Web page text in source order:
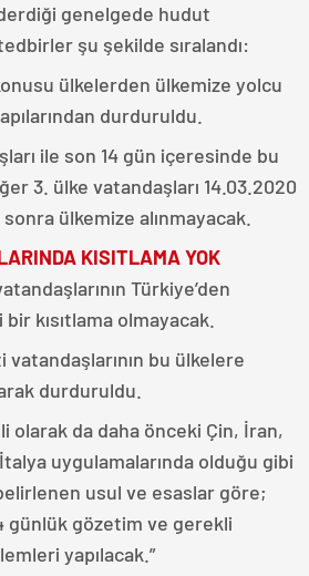
genelgede hudut
şu şekilde sıralandı:
ülkelerden ülkemize yolcu
durduruldu.
ile son 14 gün içeresinde bu
3. ülke vatandaşları 14.03.2020
ülkemize alınmayacak.
KISITLAMA YOK
Türkiye’den
bir kısıtlama olmayacak.
bu ülkelere
durduruldu.
olarak da daha önceki Çin, İran,
uygulamalarında olduğu gibi
belirlenen usul ve esaslar göre;
günlük gözetim ve gerekli
yapılacak.”